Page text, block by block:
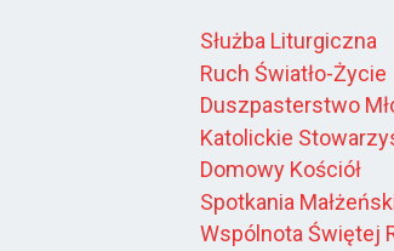
Służba Liturgiczna
Ruch Światło-Życie
Duszpasterstwo
Katolickie
Domowy Kościół
Spotkania
Wspólnota Świętej